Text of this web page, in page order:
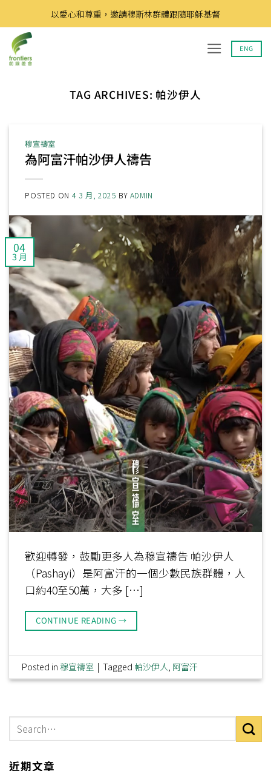
to
content
以愛心和尊重，邀請穆斯林群體跟隨耶穌基督
ENG
TAG ARCHIVES: 帕沙伊人
穆宣禱室
為阿富汗帕沙伊人禱告
POSTED ON 4 3 月, 2025 BY ADMIN
04
3 月
歡迎轉發，鼓勵更多人為穆宣禱告 帕沙伊人
（Pashayi）是阿富汗的一個少數民族群體，人
口約40至50萬，大多 […]
CONTINUE READING →
Posted in穆宣禱室 | Tagged 帕沙伊人 阿富汗
近期文章